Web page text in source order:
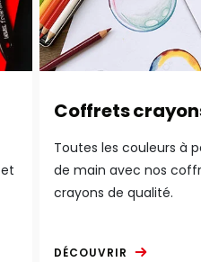
Coffrets
Toutes les couleurs à
de main avec nos
crayons de qualité.
DÉCOUVRIR